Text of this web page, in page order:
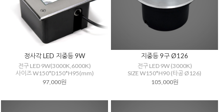
정사각 LED 지중등 9W
전구 LED 9W(3000K,6000K)
사이즈 W150*D150*H95(mm)
97,000원
지중등 9구 Ø126
전구 LED 9W (3000K)
SIZE W150*H90 (타공 Ø126)
105,000원